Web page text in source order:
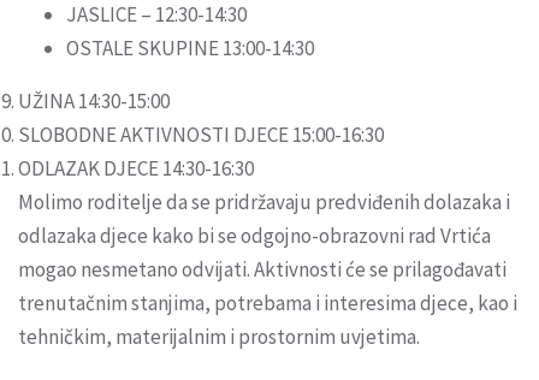
JASLICE – 12:30-14:30
OSTALE SKUPINE 13:00-14:30
UŽINA 14:30-15:00
SLOBODNE AKTIVNOSTI DJECE 15:00-16:30
ODLAZAK DJECE 14:30-16:30
Molimo roditelje da se pridržavaju predviđenih dolazaka i
odlazaka djece kako bi se odgojno-obrazovni rad Vrtića
mogao nesmetano odvijati. Aktivnosti će se prilagođavati
trenutačnim stanjima, potrebama i interesima djece, kao i
tehničkim, materijalnim i prostornim uvjetima.